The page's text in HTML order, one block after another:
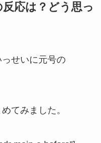
反応は？どう思っ
せいに元号の
てみました。